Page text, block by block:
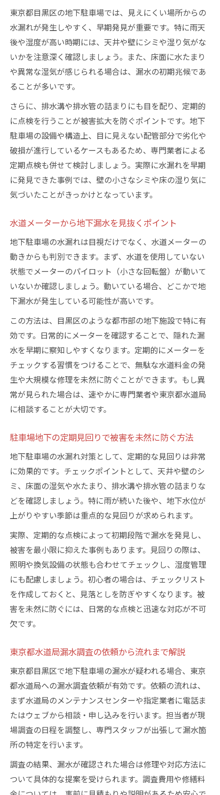
東京都目黒区の地下駐車場では、見えにくい場所からの
水漏れが発生しやすく、早期発見が重要です。特に雨天
後や湿度が高い時期には、天井や壁にシミや湿り気がな
いかを注意深く確認しましょう。また、床面に水たまり
や異常な湿気が感じられる場合は、漏水の初期兆候であ
ることが多いです。
さらに、排水溝や排水管の詰まりにも目を配り、定期的
に点検を行うことが被害拡大を防ぐポイントです。地下
駐車場の設備や構造上、目に見えない配管部分で劣化や
破損が進行しているケースもあるため、専門業者による
定期点検も併せて検討しましょう。実際に水漏れを早期
に発見できた事例では、壁の小さなシミや床の湿り気に
気づいたことがきっかけとなっています。
水道メーターから地下漏水を見抜くポイント
地下駐車場の水漏れは目視だけでなく、水道メーターの
動きからも判別できます。まず、水道を使用していない
状態でメーターのパイロット（小さな回転盤）が動いて
いないか確認しましょう。動いている場合、どこかで地
下漏水が発生している可能性が高いです。
この方法は、目黒区のような都市部の地下施設で特に有
効です。日常的にメーターを確認することで、隠れた漏
水を早期に察知しやすくなります。定期的にメーターを
チェックする習慣をつけることで、無駄な水道料金の発
生や大規模な修理を未然に防ぐことができます。もし異
常が見られた場合は、速やかに専門業者や東京都水道局
に相談することが大切です。
駐車場地下の定期見回りで被害を未然に防ぐ方法
地下駐車場の水漏れ対策として、定期的な見回りは非常
に効果的です。チェックポイントとして、天井や壁のシ
ミ、床面の湿気や水たまり、排水溝や排水管の詰まりな
どを確認しましょう。特に雨が続いた後や、地下水位が
上がりやすい季節は重点的な見回りが求められます。
実際、定期的な点検によって初期段階で漏水を発見し、
被害を最小限に抑えた事例もあります。見回りの際は、
照明や換気設備の状態も合わせてチェックし、湿度管理
にも配慮しましょう。初心者の場合は、チェックリスト
を作成しておくと、見落としを防ぎやすくなります。被
害を未然に防ぐには、日常的な点検と迅速な対応が不可
欠です。
東京都水道局漏水調査の依頼から流れまで解説
東京都目黒区で地下駐車場の漏水が疑われる場合、東京
都水道局への漏水調査依頼が有効です。依頼の流れは、
まず水道局のメンテナンスセンターや指定業者に電話ま
たはウェブから相談・申し込みを行います。担当者が現
場調査の日程を調整し、専門スタッフが出張して漏水箇
所の特定を行います。
調査の結果、漏水が確認された場合は修理や対応方法に
ついて具体的な提案を受けられます。調査費用や修繕料